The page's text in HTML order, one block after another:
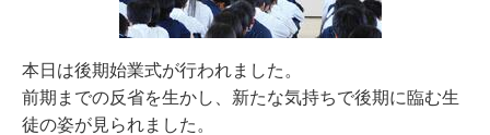
本日は後期始業式が行われました。
前期までの反省を生かし、新たな気持ちで後期に臨む生
徒の姿が見られました。